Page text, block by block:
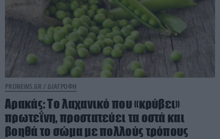
PRONEWS.GR / ΔΙΑΤΡΟΦΗ
Αρακάς: Το λαχανικό που «κρύβει»
πρωτεΐνη, προστατεύει τα οστά και
βοηθά το σώμα με πολλούς τρόπους